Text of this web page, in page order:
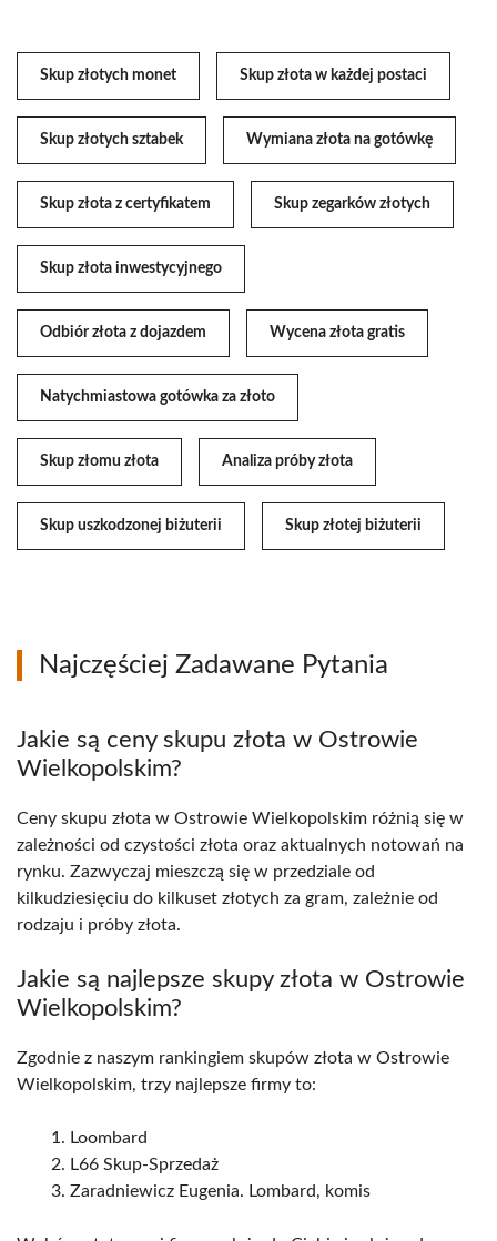
Skup złotych monet Skup złota w każdej postaci
Skup złotych sztabek Wymiana złota na gotówkę
Skup złota z certyfikatem Skup zegarków złotych
Skup złota inwestycyjnego
Odbiór złota z dojazdem Wycena złota gratis
Natychmiastowa gotówka za złoto
Skup złomu złota Analiza próby złota
Skup uszkodzonej biżuterii Skup złotej biżuterii
Najczęściej Zadawane Pytania
Jakie są ceny skupu złota w Ostrowie
Wielkopolskim?
Ceny skupu złota w Ostrowie Wielkopolskim różnią się w
zależności od czystości złota oraz aktualnych notowań na
rynku. Zazwyczaj mieszczą się w przedziale od
kilkudziesięciu do kilkuset złotych za gram, zależnie od
rodzaju i próby złota.
Jakie są najlepsze skupy złota w Ostrowie
Wielkopolskim?
Zgodnie z naszym rankingiem skupów złota w Ostrowie
Wielkopolskim, trzy najlepsze firmy to:
Loombard
L66 Skup-Sprzedaż
Zaradniewicz Eugenia. Lombard, komis